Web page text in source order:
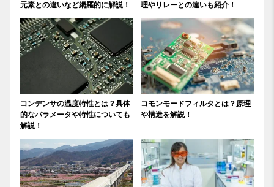
元素との違いなど網羅的に解説！
理やリレーとの違いも紹介！
コンデンサの温度特性とは？具体
的なパラメータや特性についても
解説！
コモンモードフィルタとは？原理
や構造を解説！